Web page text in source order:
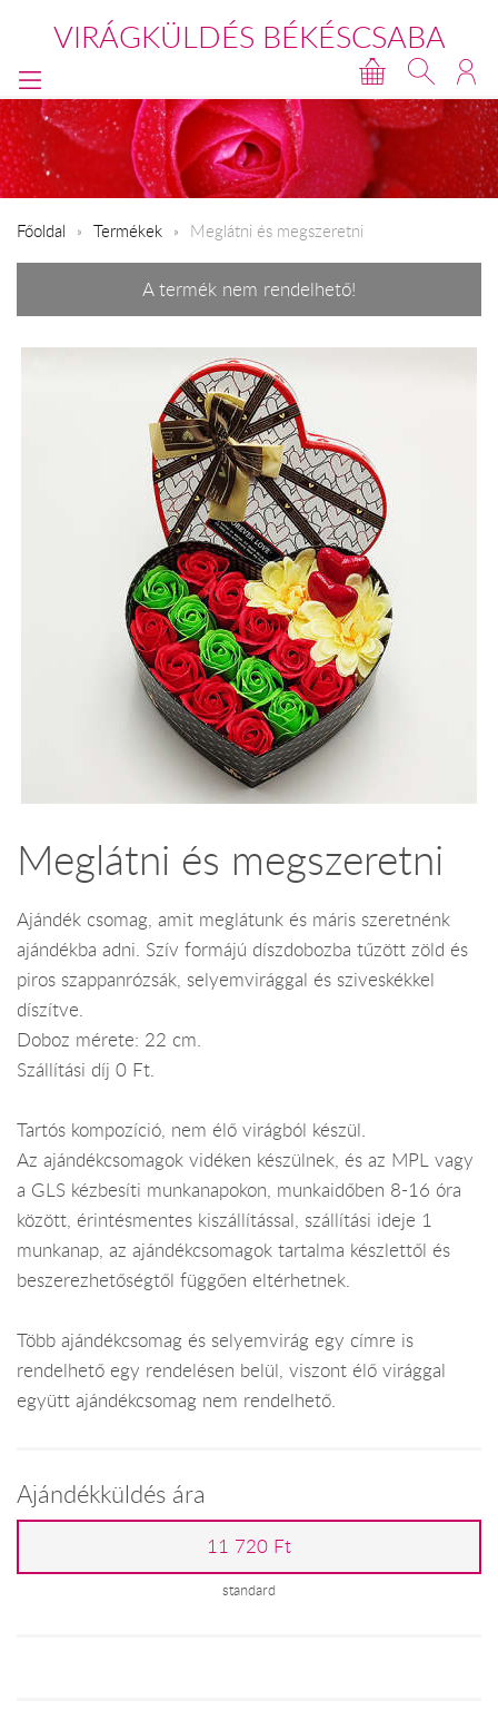
VIRÁGKÜLDÉS BÉKÉSCSABA
Főoldal Termékek Meglátni és megszeretni
A termék nem rendelhető!
Meglátni és megszeretni
Ajándék csomag, amit meglátunk és máris szeretnénk
ajándékba adni. Szív formájú díszdobozba tűzött zöld és
piros szappanrózsák, selyemvirággal és sziveskékkel
díszítve.
Doboz mérete: 22 cm.
Szállítási díj 0 Ft.
Tartós kompozíció, nem élő virágból készül.
Az ajándékcsomagok vidéken készülnek, és az MPL vagy
a GLS kézbesíti munkanapokon, munkaidőben 8-16 óra
között, érintésmentes kiszállítással, szállítási ideje 1
munkanap, az ajándékcsomagok tartalma készlettől és
beszerezhetőségtől függően eltérhetnek.
Több ajándékcsomag és selyemvirág egy címre is
rendelhető egy rendelésen belül, viszont élő virággal
együtt ajándékcsomag nem rendelhető.
Ajándékküldés ára
11 720 Ft
standard